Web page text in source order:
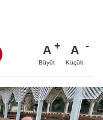
A
Büyüt
A
Küçült